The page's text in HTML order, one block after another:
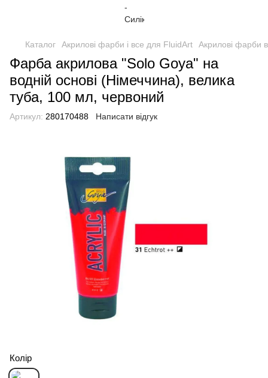
Каталог Акрилові фарби і все для FluidArt Акрилові фарби
Фарба акрилова "Solo Goya" на
водній основі (Німеччина), велика
туба, 100 мл, червоний
Артикул: 280170488 Написати відгук
Колір